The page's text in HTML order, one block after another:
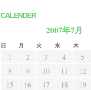
CALENDER
2007年7月
日 月 火 水 木
1 2 3 4 5
8
9 10 11 12
15
16 17 18 19